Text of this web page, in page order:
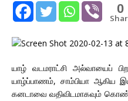
0
யாழ் வடமராட்சி அல்வாயைப்
யாழ்ப்பாணம், சாம்பியா ஆகிய
கனடாவை வதிவிடமாகவும்